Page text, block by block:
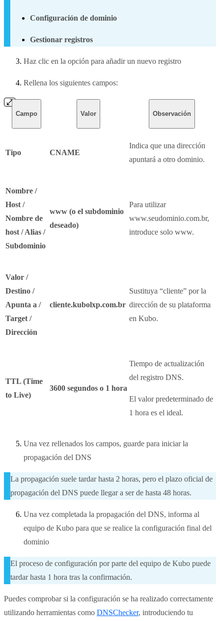
Configuración de dominio
Gestionar registros
Haz clic en la opción para añadir un nuevo registro
Rellena los siguientes campos:
Campo Valor Observación
Tipo CNAME
Indica que una dirección
apuntará a otro dominio.
Nombre /
Host /
Nombre de
host / Alias /
Subdominio
www (o el subdominio
deseado)
Para utilizar
www.seudominio.com.br,
introduce solo www.
Valor /
Destino /
Apunta a /
Target /
Dirección
cliente.kubolxp.com.br
Sustituya “cliente” por la
dirección de su plataforma
en Kubo.
TTL (Time
to Live)
3600 segundos o 1 hora
Tiempo de actualización
del registro DNS.
El valor predeterminado de
1 hora es el ideal.
Una vez rellenados los campos, guarde para iniciar la
propagación del DNS
La propagación suele tardar hasta 2 horas, pero el plazo oficial de
propagación del DNS puede llegar a ser de hasta 48 horas.
Una vez completada la propagación del DNS, informa al
equipo de Kubo para que se realice la configuración final del
dominio
El proceso de configuración por parte del equipo de Kubo puede
tardar hasta 1 hora tras la confirmación.
Puedes comprobar si la configuración se ha realizado correctamente
utilizando herramientas como DNSChecker, introduciendo tu